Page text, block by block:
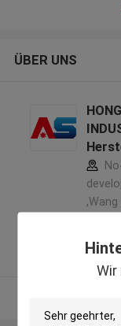
Wir
ÜBER UNS